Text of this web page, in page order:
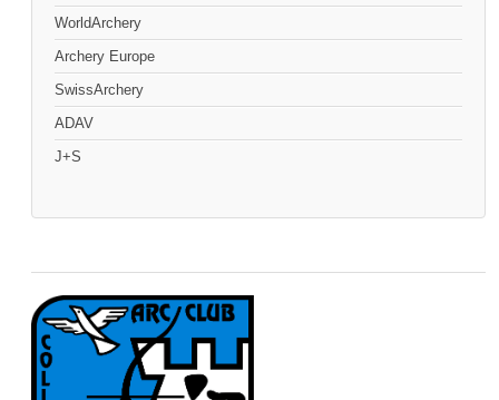
WorldArchery
Archery Europe
SwissArchery
ADAV
J+S